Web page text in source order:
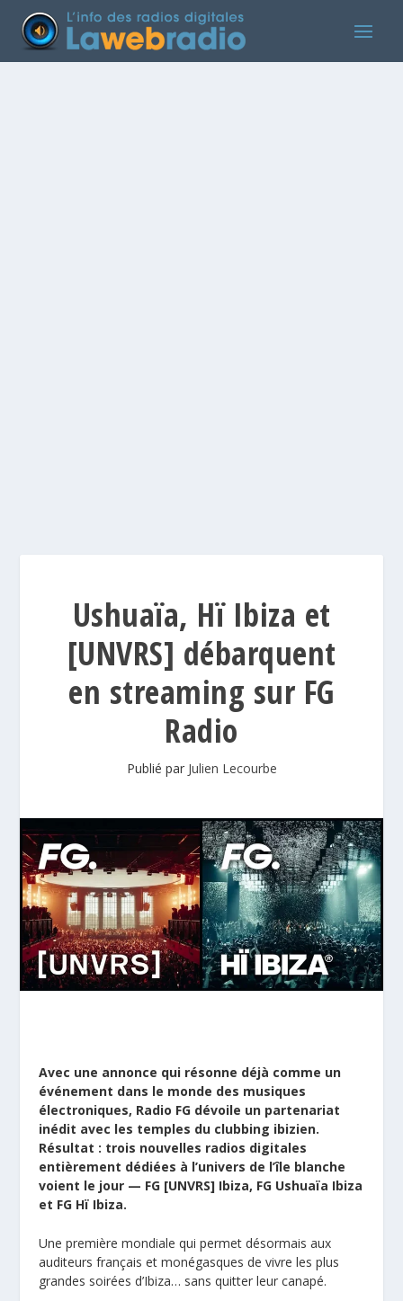
Ushuaïa, Hï Ibiza et
[UNVRS] débarquent
en streaming sur FG
Radio
Publié par Julien Lecourbe
Avec une annonce qui résonne déjà comme un
événement dans le monde des musiques
électroniques, Radio FGdévoile un partenariat
inédit avec les temples du clubbing ibizien.
Résultat : trois nouvelles radios digitales
entièrement dédiées à l’univers de l’île blanche
voient le jour — FG [UNVRS] Ibiza, FG Ushuaïa Ibiza
et FG Hï Ibiza.
Une première mondiale qui permet désormais aux
auditeurs français et monégasques de vivre les plus
grandes soirées d’Ibiza… sans quitter leur canapé.